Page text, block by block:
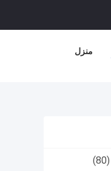
منزل
(80)